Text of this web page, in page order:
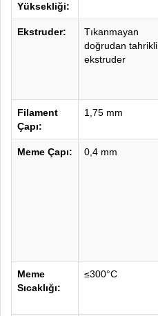
Yüksekliği:
Ekstruder:
Tıkanmayan
doğrudan tahrikli
ekstruder
Filament
Çapı:
1,75 mm
Meme Çapı: 0,4 mm
Meme
Sıcaklığı:
≤300°C